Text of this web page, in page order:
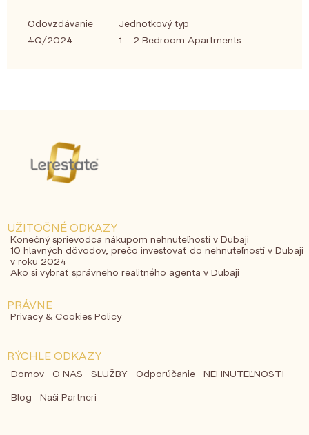
Odovzdávanie
4Q/2024
Jednotkový typ
1 – 2 Bedroom Apartments
UŽITOČNÉ ODKAZY
Konečný sprievodca nákupom nehnuteľností v Dubaji
10 hlavných dôvodov, prečo investovať do nehnuteľností v Dubaji
v roku 2024
Ako si vybrať správneho realitného agenta v Dubaji
PRÁVNE
Privacy & Cookies Policy
RÝCHLE ODKAZY
Domov O NAS SLUŽBY Odporúčanie
NEHNUTEĽNOSTI
Blog
Naši Partneri